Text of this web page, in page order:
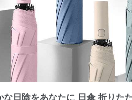
な日陰をあなたに 日傘 折りた